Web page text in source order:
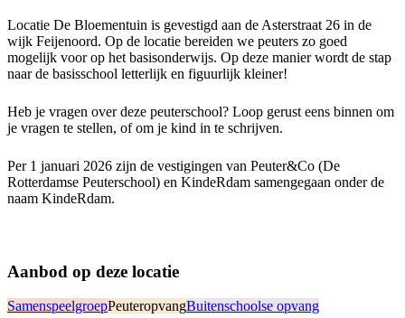
Locatie De Bloementuin is gevestigd aan de Asterstraat 26 in de
wijk Feijenoord. Op de locatie bereiden we peuters zo goed
mogelijk voor op het basisonderwijs. Op deze manier wordt de stap
naar de basisschool letterlijk en figuurlijk kleiner!
Heb je vragen over deze peuterschool? Loop gerust eens binnen om
je vragen te stellen, of om je kind in te schrijven.
Per 1 januari 2026 zijn de vestigingen van Peuter&Co (De
Rotterdamse Peuterschool) en KindeRdam samengegaan onder de
naam KindeRdam.
Aanbod op deze locatie
SamenspeelgroepPeuteropvangBuitenschoolse opvang